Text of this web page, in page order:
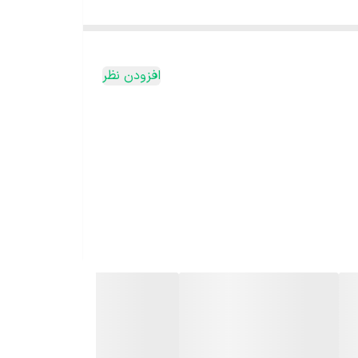
افزودن نظر